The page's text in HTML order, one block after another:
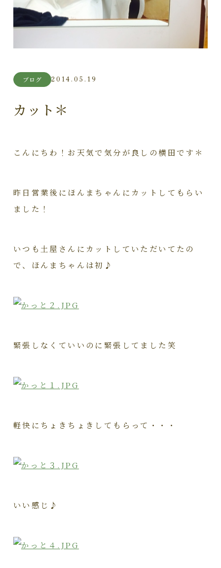
ブログ 2014.05.19
カット＊
こんにちわ！お天気で気分が良しの横田です＊
昨日営業後にほんまちゃんにカットしてもらい
ました！
いつも土屋さんにカットしていただいてたの
で、ほんまちゃんは初♪
緊張しなくていいのに緊張してました笑
軽快にちょきちょきしてもらって・・・
いい感じ♪